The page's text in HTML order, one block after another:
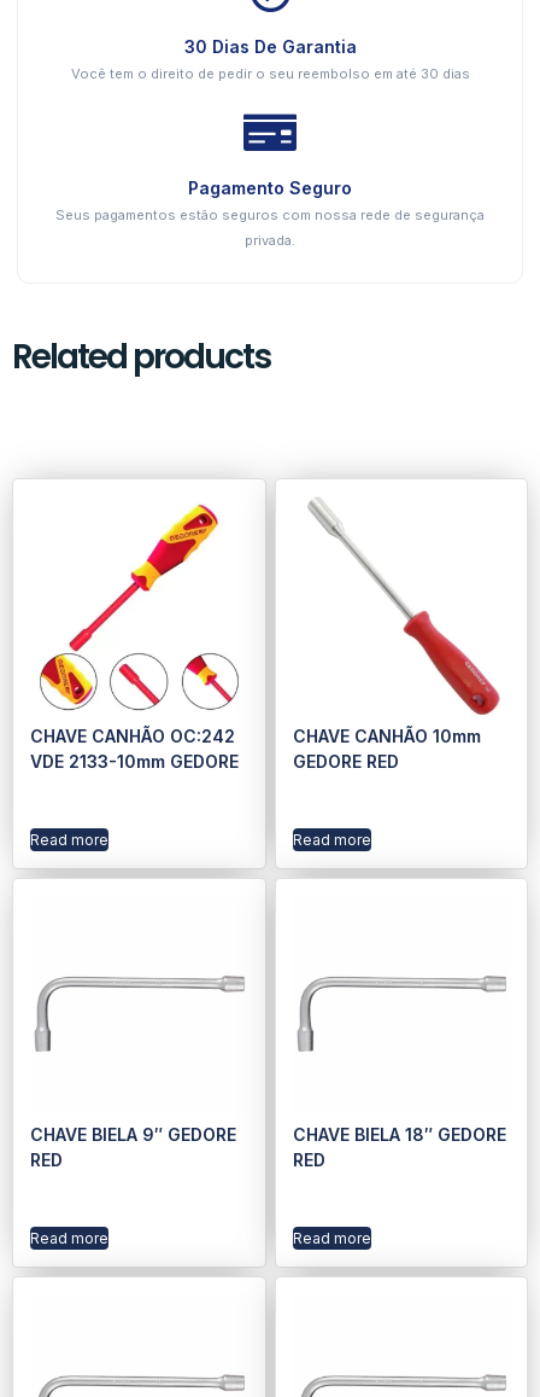
30 Dias De Garantia
Você tem o direito de pedir o seu reembolso em até 30 dias
Pagamento Seguro
Seus pagamentos estão seguros com nossa rede de segurança
privada.
Related products
CHAVE CANHÃO OC:242
VDE 2133-10mm GEDORE
Read more
CHAVE CANHÃO 10mm
GEDORE RED
Read more
CHAVE BIELA 9″ GEDORE
RED
Read more
CHAVE BIELA 18″ GEDORE
RED
Read more